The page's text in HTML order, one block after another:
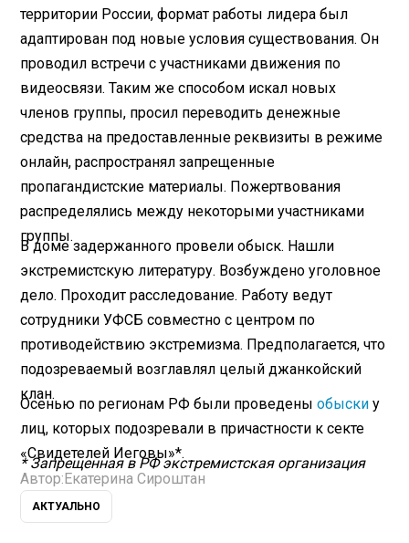
территории России, формат работы лидера был
адаптирован под новые условия существования. Он
проводил встречи с участниками движения по
видеосвязи. Таким же способом искал новых
членов группы, просил переводить денежные
средства на предоставленные реквизиты в режиме
онлайн, распространял запрещенные
пропагандистские материалы. Пожертвования
распределялись между некоторыми участниками
группы.
В доме задержанного провели обыск. Нашли
экстремистскую литературу. Возбуждено уголовное
дело. Проходит расследование. Работу ведут
сотрудники УФСБ совместно с центром по
противодействию экстремизма. Предполагается, что
подозреваемый возглавлял целый джанкойский
клан.
Осенью по регионам РФ были проведеныобыски у
лиц, которых подозревали в причастности к секте
«Свидетелей Иеговы»*.
* Запрещенная в РФ экстремистская организация
Автор: Екатерина Сироштан
АКТУАЛЬНО